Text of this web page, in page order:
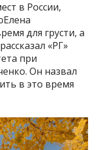
в России,
для грусти, а
«РГ»
при
Он назвал
в это время